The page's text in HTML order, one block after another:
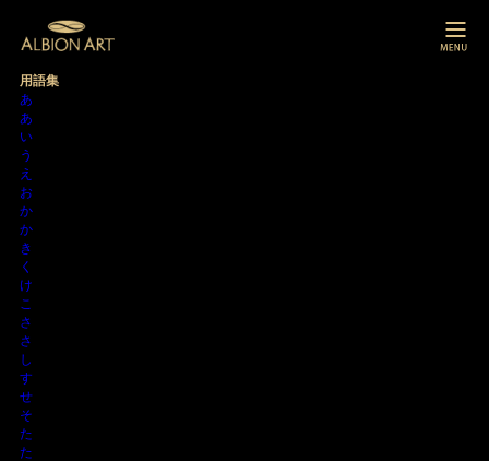
用語集
あ
あ
い
う
え
お
か
か
き
く
け
こ
さ
さ
し
す
せ
そ
た
た